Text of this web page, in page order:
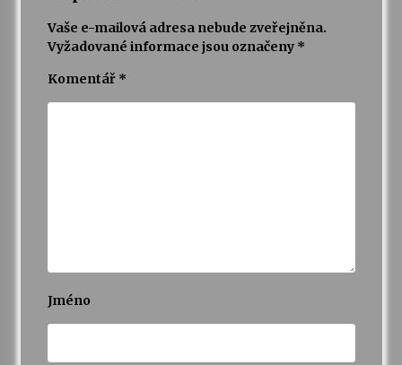
Vaše e-mailová adresa nebude zveřejněna.
Vyžadované informace jsou označeny *
Komentář *
Jméno